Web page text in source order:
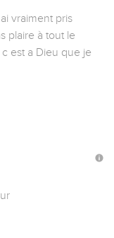
vraiment pris
plaire à tout le
est a Dieu que je